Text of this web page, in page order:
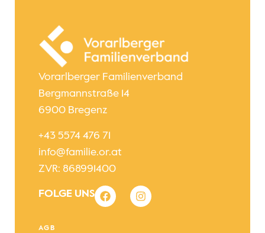
Vorarlberger Familienverband
Bergmannstraße 14
6900 Bregenz
+43 5574 476 71
info@familie.or.at
ZVR: 868991400
FOLGE UNS
AGB